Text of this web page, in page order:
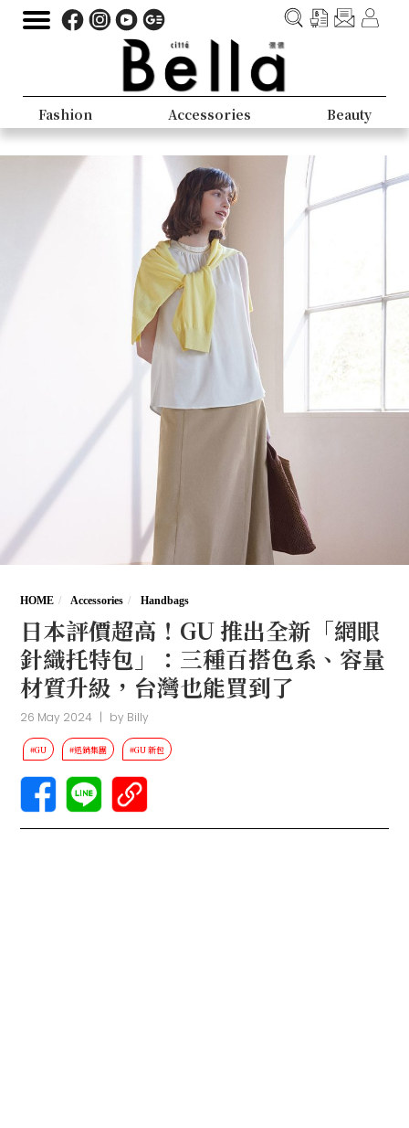
Fashion Accessories Beauty
HOME Accessories Handbags
日本評價超高！GU 推出全新「網眼
針織托特包」：三種百搭色系、容量
材質升級，台灣也能買到了
26 May 2024 | by Billy
#GU #迅銷集團 #GU 新包